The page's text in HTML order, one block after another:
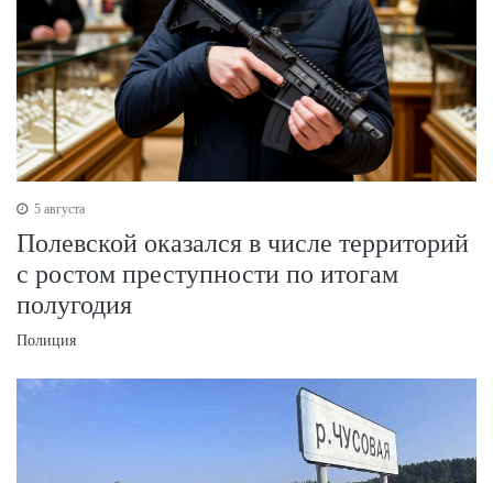
5 августа
Полевской оказался в числе территорий
с ростом преступности по итогам
полугодия
Полиция